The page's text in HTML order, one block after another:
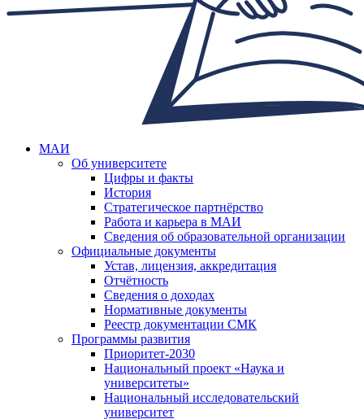
МАИ
Об университете
Цифры и факты
История
Стратегическое партнёрство
Работа и карьера в МАИ
Сведения об образовательной организации
Официальные документы
Устав, лицензия, аккредитация
Отчётность
Сведения о доходах
Нормативные документы
Реестр документации СМК
Программы развития
Приоритет-2030
Национальный проект «Наука и
университеты»
Национальный исследовательский
университет